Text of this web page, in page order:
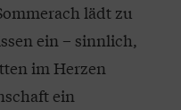
lädt zu
ein – sinnlich,
im Herzen
ein